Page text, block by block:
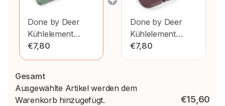
Done by Deer
Kühlelement
Croco Grün 2tlg
€7,80
Done by Deer
Kühlelement
Elphee Powder
2St
€7,80
Gesamt
Ausgewählte Artikel werden dem
Warenkorb hinzugefügt.
€15,60